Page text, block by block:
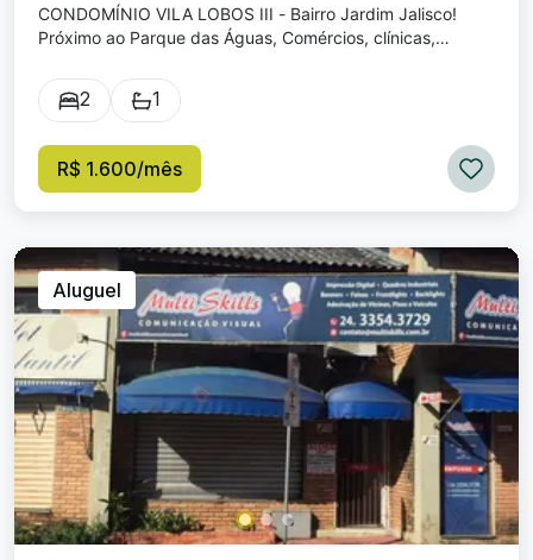
CONDOMÍNIO VILA LOBOS III - Bairro Jardim Jalisco!
Próximo ao Parque das Águas, Comércios, clínicas,
banheiro social, sala com sacada, cozinha, lavabo, área
de serviço e garagem.
2 1
R$ 1.600/mês
Aluguel